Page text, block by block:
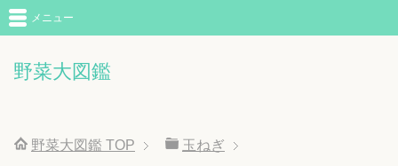
野菜大図鑑
メニュー
野菜大図鑑 TOP 玉ねぎ